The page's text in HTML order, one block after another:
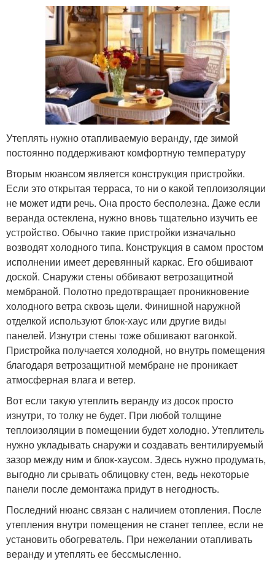
Утеплять нужно отапливаемую веранду, где зимой
постоянно поддерживают комфортную температуру
Вторым нюансом является конструкция пристройки.
Если это открытая терраса, то ни о какой теплоизоляции
не может идти речь. Она просто бесполезна. Даже если
веранда остеклена, нужно вновь тщательно изучить ее
устройство. Обычно такие пристройки изначально
возводят холодного типа. Конструкция в самом простом
исполнении имеет деревянный каркас. Его обшивают
доской. Снаружи стены оббивают ветрозащитной
мембраной. Полотно предотвращает проникновение
холодного ветра сквозь щели. Финишной наружной
отделкой используют блок-хаус или другие виды
панелей. Изнутри стены тоже обшивают вагонкой.
Пристройка получается холодной, но внутрь помещения
благодаря ветрозащитной мембране не проникает
атмосферная влага и ветер.
Вот если такую утеплить веранду из досок просто
изнутри, то толку не будет. При любой толщине
теплоизоляции в помещении будет холодно. Утеплитель
нужно укладывать снаружи и создавать вентилируемый
зазор между ним и блок-хаусом. Здесь нужно продумать,
выгодно ли срывать облицовку стен, ведь некоторые
панели после демонтажа придут в негодность.
Последний нюанс связан с наличием отопления. После
утепления внутри помещения не станет теплее, если не
установить обогреватель. При нежелании отапливать
веранду и утеплять ее бессмысленно.